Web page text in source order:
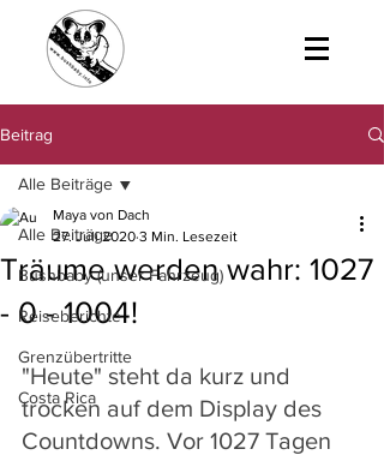
Beitrag
Alle Beiträge
Bushbaby (unser Fahrzeug)
Reiseberichte
Grenzübertritte
Costa Rica
Alle Beiträge
Träume werden wahr: 1027
- 0 - 1004!
Maya von Dach
27. Juli 2020 3 Min. Lesezeit
"Heute" steht da kurz und
trocken auf dem Display des
Countdowns. Vor 1027 Tagen